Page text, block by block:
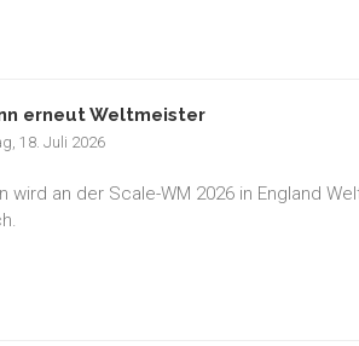
erneut Weltmeister
18. Juli 2026
wird an der Scale-WM 2026 in England